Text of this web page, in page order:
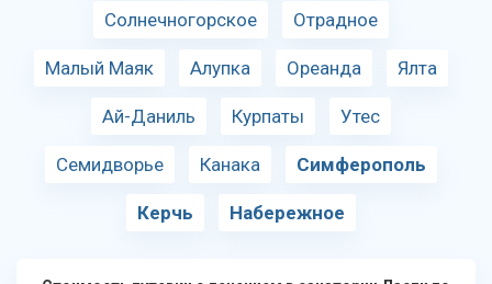
Солнечногорское Отрадное
Малый Маяк Алупка Ореанда Ялта
Ай-Даниль Курпаты Утес
Семидворье Канака Симферополь
Керчь Набережное